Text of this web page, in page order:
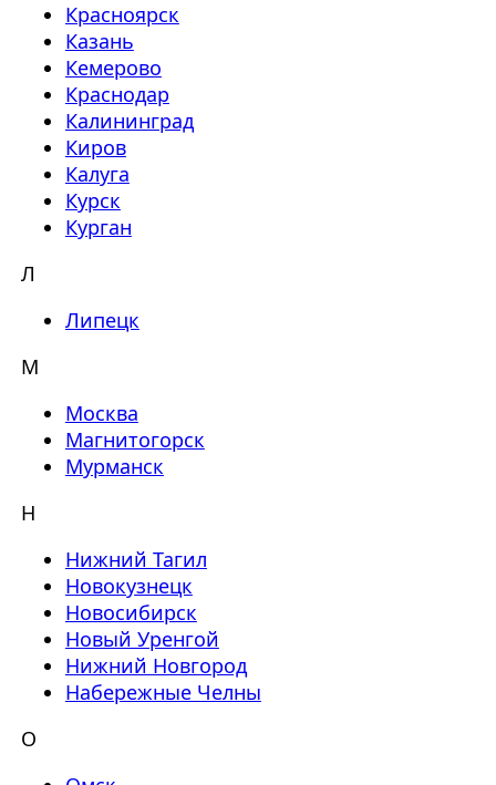
Красноярск
Казань
Кемерово
Краснодар
Калининград
Киров
Калуга
Курск
Курган
Л
Липецк
М
Москва
Магнитогорск
Мурманск
Н
Нижний Тагил
Новокузнецк
Новосибирск
Новый Уренгой
Нижний Новгород
Набережные Челны
О